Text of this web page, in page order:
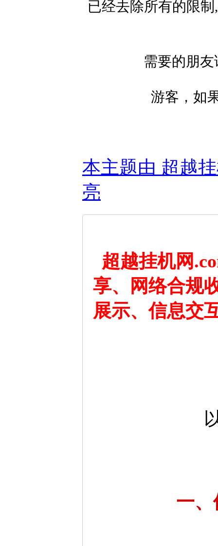
已经去除所有的限
需要的朋
游客，如
本主题由 超越
亮
超越挂机网
享、网络合规
展示、信息交
一